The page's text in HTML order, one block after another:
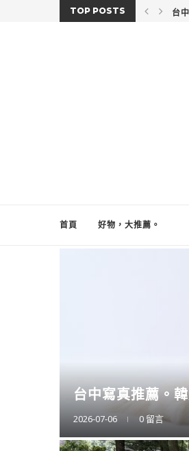
TOP POSTS 台
首頁 好物，大推薦。
擴充大空間。
2025-12-12 0 留言